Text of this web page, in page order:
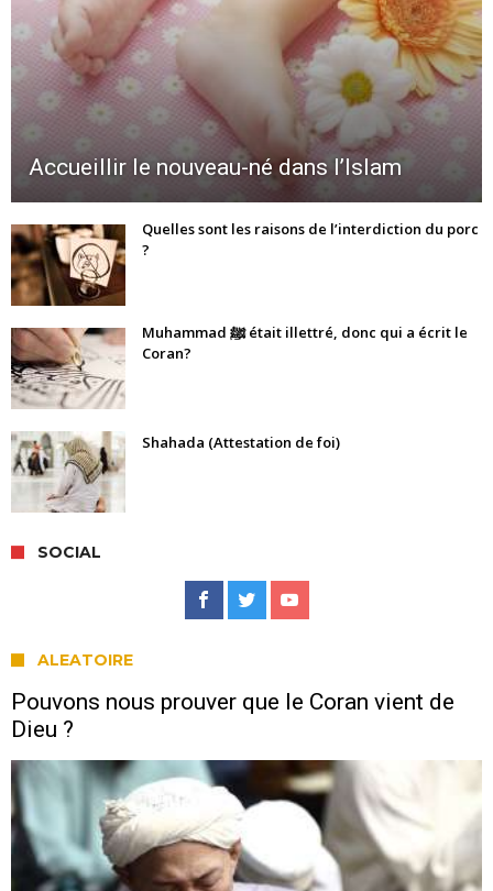
Accueillir le nouveau-né dans l’Islam
Quelles sont les raisons de l’interdiction du porc
?
Muhammad ﷺ était illettré, donc qui a écrit le
Coran?
Shahada (Attestation de foi)
SOCIAL
ALEATOIRE
Pouvons nous prouver que le Coran vient de
Dieu ?